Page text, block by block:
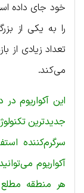
را به یکی از
تعداد زیادی از
می‌کند.
این آکواریوم
جدیدترین
سرگرم‌کننده
آکواریوم
هر منطقه مطلع